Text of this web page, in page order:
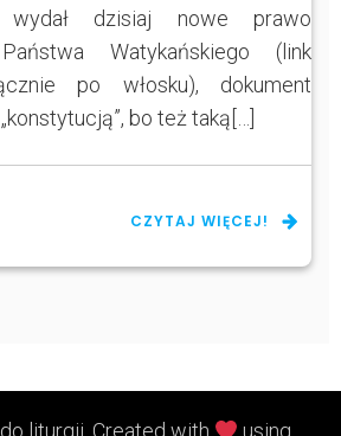
dzisiaj nowe prawo
Watykańskiego (link
po włosku), dokument
bo też taką[…]
CZYTAJ WIĘCEJ!
liturgii. Created with using